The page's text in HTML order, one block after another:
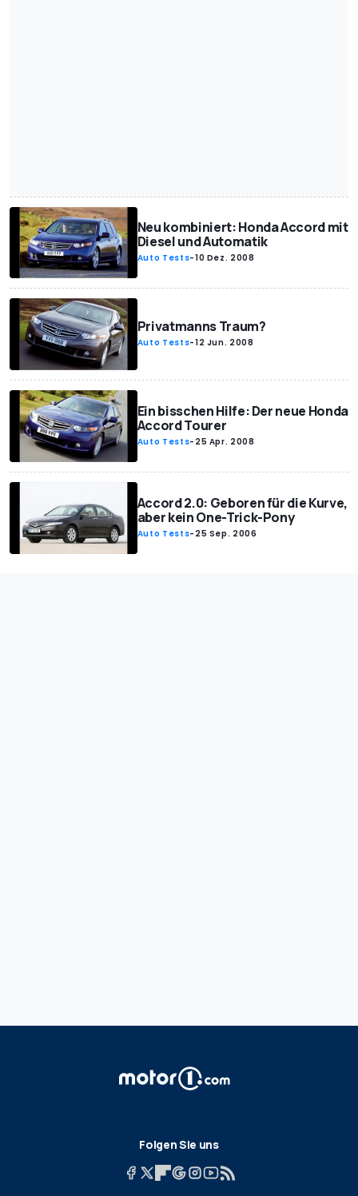
Neu kombiniert: Honda Accord mit
Diesel und Automatik
Auto Tests-10 Dez. 2008
Privatmanns Traum?
Auto Tests-12 Jun. 2008
Ein bisschen Hilfe: Der neue Honda
Accord Tourer
Auto Tests- 25 Apr. 2008
Accord 2.0: Geboren für die Kurve,
aber kein One-Trick-Pony
Auto Tests- 25 Sep. 2006
Folgen Sie uns